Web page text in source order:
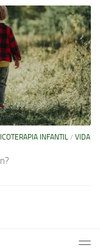
INFANTIL / VIDA